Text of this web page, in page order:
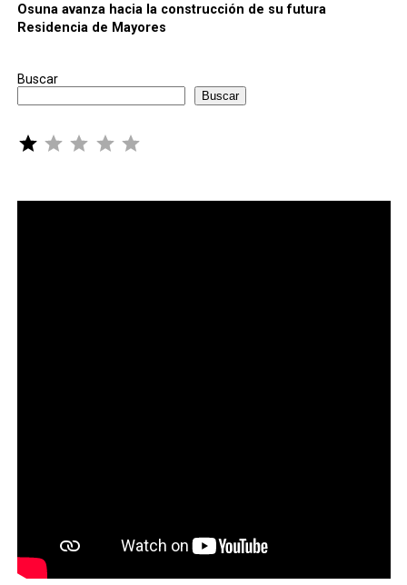
Osuna avanza hacia la construcción de su futura
Residencia de Mayores
Buscar
Buscar